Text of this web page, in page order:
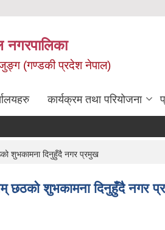
नगरपालिका
(गण्डकी प्रदेश नेपाल)
कार्यक्रम तथा परियोजना
शुभकामना दिनुहुँदै नगर प्रमुख
छठको शुभकामना दिनुहुँदै नगर